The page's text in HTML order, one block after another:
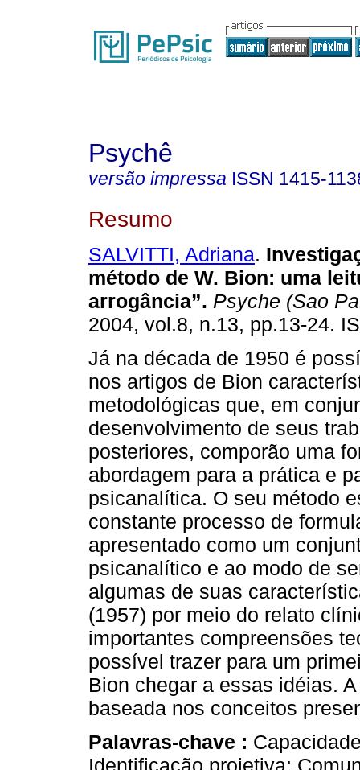
Psychê
versão impressa ISSN 1415-
Resumo
SALVITTI, Adriana.
método de W. Bion: uma
arrogância”. Psyche (Sao
2004, vol.8, n.13, pp.13-24.
Já na década de 1950 é
nos artigos de Bion
metodológicas que, em
desenvolvimento de seus
posteriores, comporão uma
abordagem para a prática e
psicanalítica. O seu método
constante processo de
apresentado como um
psicanalítico e ao modo de
algumas de suas
(1957) por meio do relato
importantes compreensões
possível trazer para um
Bion chegar a essas idéias.
baseada nos conceitos
Palavras-chave :